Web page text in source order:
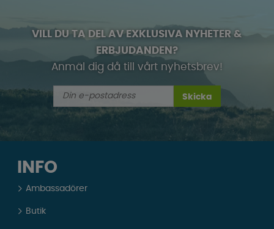
VILL DU TA DEL AV EXKLUSIVA NYHETER &
ERBJUDANDEN?
Anmäl dig då till vårt nyhetsbrev!
Skicka
INFO
Ambassadörer
Butik